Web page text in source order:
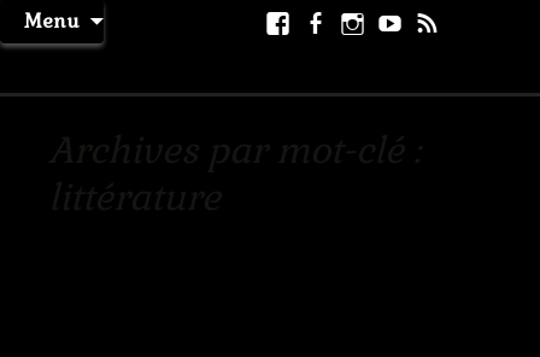
Menu
Aller
au
Facebook
Facebook
page
Instagram
Youtube